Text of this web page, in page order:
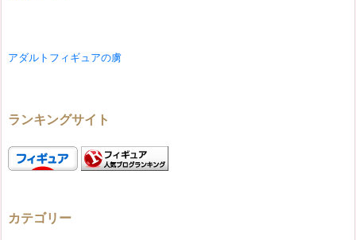
アダルトフィギュアの虜
ランキングサイト
カテゴリー